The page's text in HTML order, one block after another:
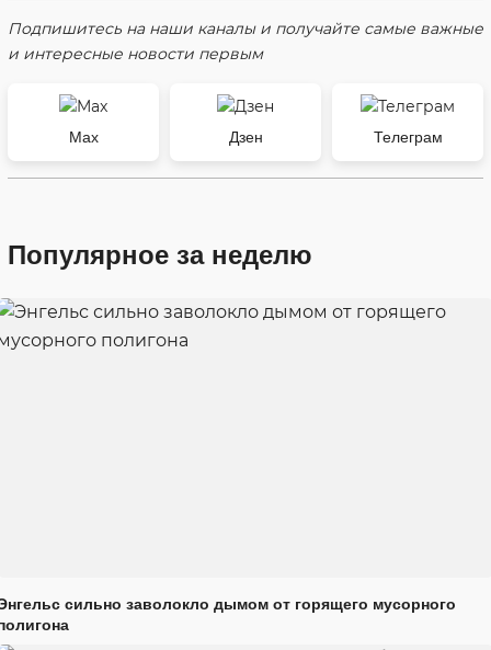
Подпишитесь на наши каналы и получайте самые важные
и интересные новости первым
Max Дзен Телеграм
Популярное за неделю
сильно заволокло дымом от горящего мусорного